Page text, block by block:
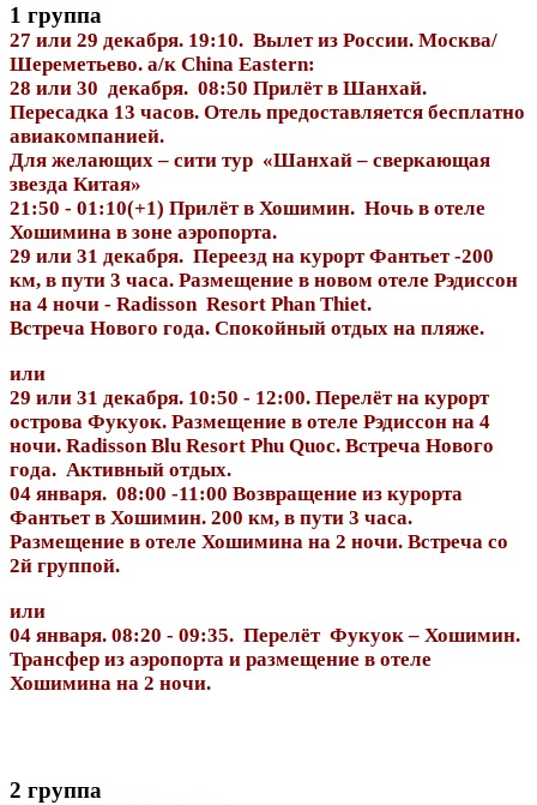
1 группа
27 или 29 декабря. 19:10. Вылет из России. Москва/
Шереметьево. а/к China Eastern:
28 или 30 декабря. 08:50 Прилёт в Шанхай.
Пересадка 13 часов. Отель предоставляется бесплатно
авиакомпанией.
Для желающих – сити тур «Шанхай – сверкающая
звезда Китая»
21:50 - 01:10(+1) Прилёт в Хошимин. Ночь в отеле
Хошимина в зоне аэропорта.
29 или 31 декабря. Переезд на курорт Фантьет -200
км, в пути 3 часа. Размещение в новом отеле Рэдиссон
на 4 ночи - Radisson Resort Phan Thiet.
Встреча Нового года. Cпокойный отдых на пляже.
или
29 или 31 декабря. 10:50 - 12:00. Перелёт на курорт
острова Фукуок. Размещение в отеле Рэдиссон на 4
ночи. Radisson Blu Resort Phu Quoc. Встреча Нового
года. Активный отдых.
04 января. 08:00 -11:00 Возвращение из курорта
Фантьет в Хошимин. 200 км, в пути 3 часа.
Размещение в отеле Хошимина на 2 ночи. Встреча со
2й группой.
или
04 января. 08:20 - 09:35. Перелёт Фукуок – Хошимин.
Трансфер из аэропорта и размещение в отеле
Хошимина на 2 ночи.
2 группа